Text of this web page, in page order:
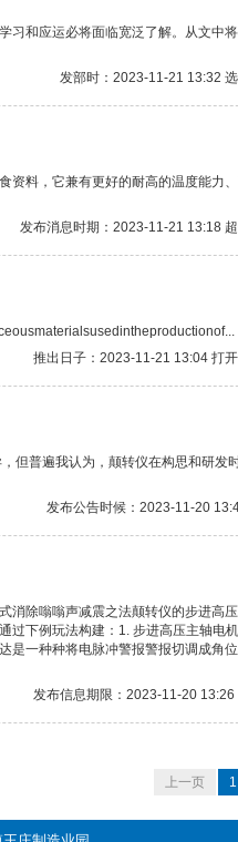
习和应运必将面临宽泛了解。从文中
发部时：2023-11-21 13:32
资料，它兼有更好的耐高的温度能力
发布消息时期：2023-11-21 13:18
推出日子：2023-11-21 13:04 打
但普遍我认为，颠转仪在构思和研发
发布公告时候：2023-11-20
消除嗡嗡声减震之法颠转仪的步进高
过下例玩法构建：1. 步进高压主轴电
是一种种将电脉冲警报警报切调成角
发布信息期限：2023-11-20 13:26
上一页 1